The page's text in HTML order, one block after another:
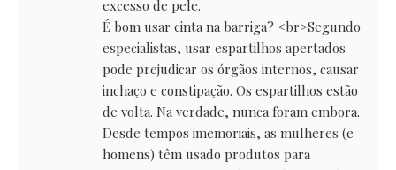
excesso de pele.
É bom usar cinta na barriga? <br>Segundo
especialistas, usar espartilhos apertados
pode prejudicar os órgãos internos, causar
inchaço e constipação. Os espartilhos estão
de volta. Na verdade, nunca foram embora.
Desde tempos imemoriais, as mulheres (e
homens) têm usado produtos para